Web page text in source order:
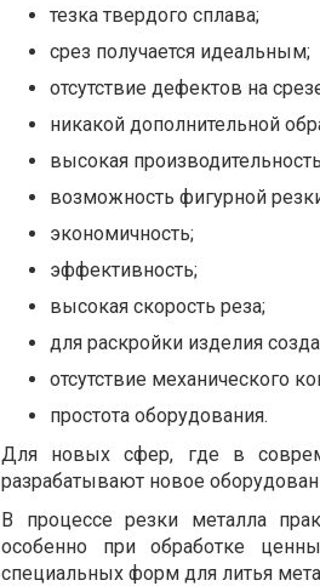
тезка твердого сплава;
срез получается идеальным;
отсутствие дефектов на
никакой дополнительной
высокая
возможность фигурной
экономичность;
эффективность;
высокая скорость реза;
для раскройки изделия
отсутствие механического
простота оборудования.
Для новых сфер, где в
разрабатывают новое
В процессе резки металла
особенно при обработке
специальных форм для литья